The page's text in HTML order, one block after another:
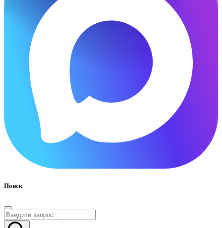
Поиск